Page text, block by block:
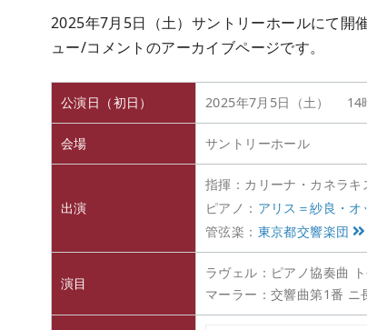
2025年7月5日（土）サントリーホールにて開
ュー/コメントのアーカイブページです。
公演日（初日） 2025年7月5日（土） 14
会場 サントリーホール
出演
指揮：カリーナ・カネラキ
ピアノ： アリス＝紗良・オ
管弦楽： 東京都交響楽団
演目
ラヴェル：ピアノ協奏曲
マーラー：交響曲第1番